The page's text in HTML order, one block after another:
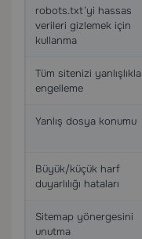
robots.txt’yi hassas
verileri gizlemek için
kullanma
Tüm sitenizi yanlışlıkla
engelleme
Yanlış dosya konumu
Büyük/küçük harf
duyarlılığı hataları
Sitemap yönergesini
unutma